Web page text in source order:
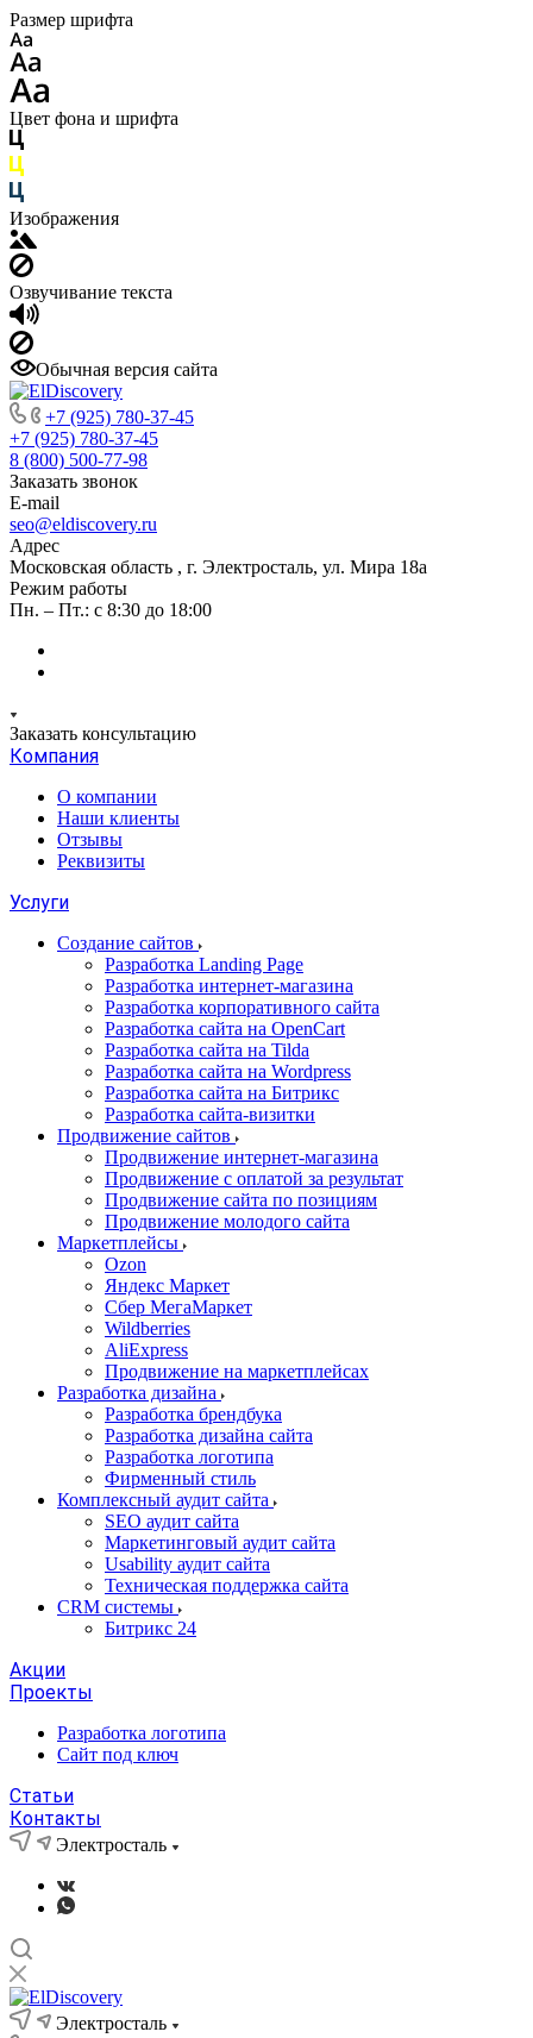
Размер шрифта
Цвет фона и шрифта
Изображения
Озвучивание текста
Обычная версия сайта
+7 (925) 780-37-45
+7 (925) 780-37-45
8 (800) 500-77-98
Заказать звонок
E-mail
seo@eldiscovery.ru
Адрес
Московская область , г. Электросталь, ул. Мира 18а
Режим работы
Пн. – Пт.: с 8:30 до 18:00
Заказать консультацию
Компания
О компании
Наши клиенты
Отзывы
Реквизиты
Услуги
Создание сайтов
Разработка Landing Page
Разработка интернет-магазина
Разработка корпоративного сайта
Разработка сайта на OpenCart
Разработка сайта на Tilda
Разработка сайта на Wordpress
Разработка сайта на Битрикс
Разработка сайта-визитки
Продвижение сайтов
Продвижение интернет-магазина
Продвижение с оплатой за результат
Продвижение сайта по позициям
Продвижение молодого сайта
Маркетплейсы
Ozon
Яндекс Маркет
Сбер МегаМаркет
Wildberries
AliExpress
Продвижение на маркетплейсах
Разработка дизайна
Разработка брендбука
Разработка дизайна сайта
Разработка логотипа
Фирменный стиль
Комплексный аудит сайта
SEO аудит сайта
Маркетинговый аудит сайта
Usability аудит сайта
Техническая поддержка сайта
CRM системы
Битрикс 24
Акции
Проекты
Разработка логотипа
Сайт под ключ
Статьи
Контакты
Электросталь
Электросталь